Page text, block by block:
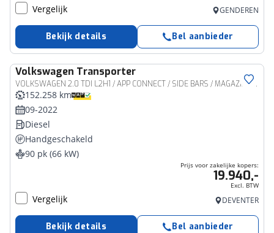
Vergelijk GENDEREN
Bekijk details Bel aanbieder
Volkswagen Transporter
VOLKSWAGEN 2.0 TDI L2H1 / APP CONNECT / SIDE BARS / MAGAZIJN INRICHTING
Bedrijfswagen
152.258 km
09-2022
Diesel
Handgeschakeld
90 pk (66 kW)
Prijs voor zakelijke kopers:
19.940,-
Excl. BTW
Vergelijk DEVENTER
Bekijk details Bel aanbieder